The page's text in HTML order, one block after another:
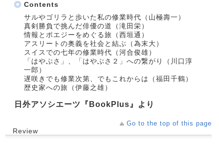
Contents
サルやゴリラと歩いた私の修業時代（山極壽一）
真剣勝負で挑んだ俳優の道（滝田栄）
情報とポエジーをめぐる旅（西垣通）
アスリートの奥義を社会と結ぶ（為末大）
スイスでの七年の修業時代（河合俊雄）
「はやぶさ」、「はやぶさ２」への繋がり（川口淳
一郎）
遅咲きでも修業次第、でもこれからは（福田千鶴）
歴史家への旅（伊藤之雄）
日外アソシエーツ『BookPlus』より
Go to the top of this page
Review